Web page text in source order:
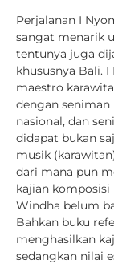
Perjalanan I
sangat menarik
tentunya juga
khususnya Bali.
maestro
dengan
nasional, dan
didapat bukan
musik
dari mana pun
kajian
Windha belum
Bahkan buku
menghasilkan
sedangkan nilai